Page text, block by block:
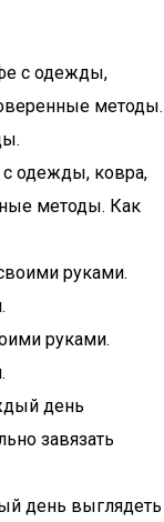
с одежды, ковра,
методы. Как
руками.
день выглядеть